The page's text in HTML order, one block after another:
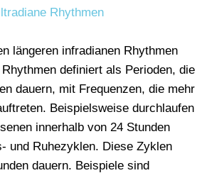
Rhythmen
längeren infradianen Rhythmen
definiert als Perioden, die
dauern, mit Frequenzen, die mehr
Beispielsweise durchlaufen
innerhalb von 24 Stunden
und Ruhezyklen. Diese Zyklen
dauern. Beispiele sind